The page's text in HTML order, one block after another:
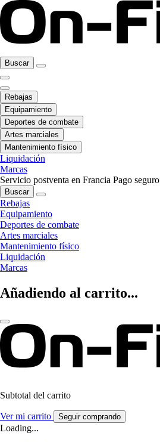
Buscar
Rebajas
Equipamiento
Deportes de combate
Artes marciales
Mantenimiento físico
Liquidación
Marcas
Servicio postventa en Francia Pago seguro
Buscar
Rebajas
Equipamiento
Deportes de combate
Artes marciales
Mantenimiento físico
Liquidación
Marcas
Añadiendo al carrito...
Subtotal del carrito
Ver mi carrito Seguir comprando
Loading...